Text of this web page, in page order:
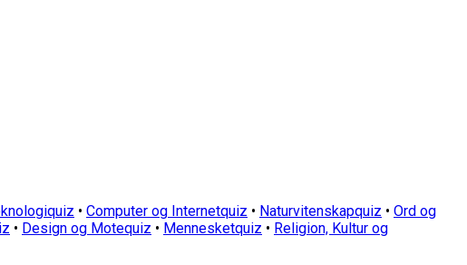
• Computer og Internetquiz • Naturvitenskapquiz • Ord og
• Design og Motequiz • Mennesketquiz • Religion, Kultur og